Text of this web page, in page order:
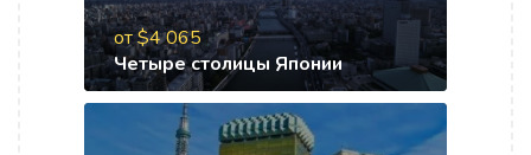
от $4 065
Четыре столицы Японии